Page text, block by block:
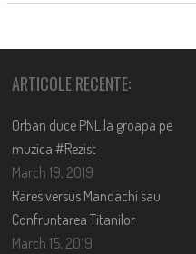
ARTICOLE RECENTE:
Orban duce PNL la groapa pe
muzica #Rezist
March 19, 2019
Rares versus Mandachi sau
Confruntarea Titanilor
March 15, 2019